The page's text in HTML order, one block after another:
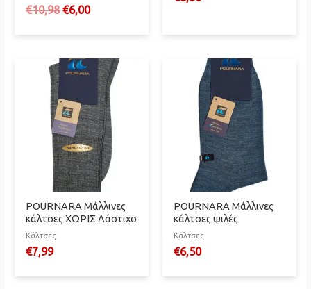
€10,98Original
was:
€6,00Η
τιμή
€6,00.
POURNARA Μάλλινες
κάλτσες ΧΩΡΙΣ Λάστιχο
Κάλτσες
€7,99
POURNARA Μάλλινες
κάλτσες ψιλές
Κάλτσες
€6,50